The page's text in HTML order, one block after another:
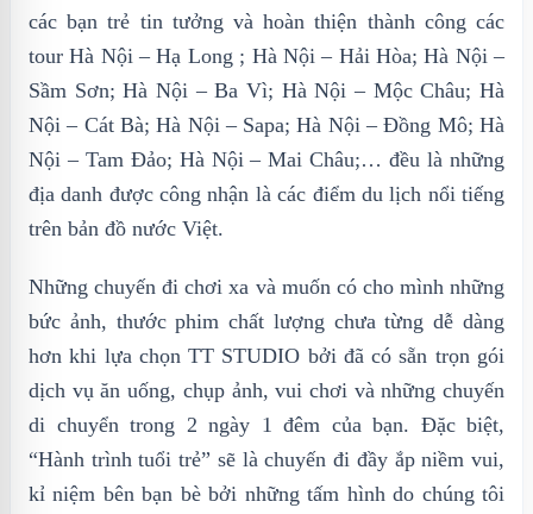
các bạn trẻ tin tưởng và hoàn thiện thành công các
tour Hà Nội – Hạ Long ; Hà Nội – Hải Hòa; Hà Nội –
Sầm Sơn; Hà Nội – Ba Vì; Hà Nội – Mộc Châu; Hà
Nội – Cát Bà; Hà Nội – Sapa; Hà Nội – Đồng Mô; Hà
Nội – Tam Đảo; Hà Nội – Mai Châu;… đều là những
địa danh được công nhận là các điểm du lịch nổi tiếng
trên bản đồ nước Việt.
Những chuyến đi chơi xa và muốn có cho mình những
bức ảnh, thước phim chất lượng chưa từng dễ dàng
hơn khi lựa chọn TT STUDIO bởi đã có sẵn trọn gói
dịch vụ ăn uống, chụp ảnh, vui chơi và những chuyến
di chuyển trong 2 ngày 1 đêm của bạn. Đặc biệt,
“Hành trình tuổi trẻ” sẽ là chuyến đi đầy ắp niềm vui,
kỉ niệm bên bạn bè bởi những tấm hình do chúng tôi